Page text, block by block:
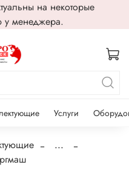
на некоторые
у менеджера.
Услуги
...